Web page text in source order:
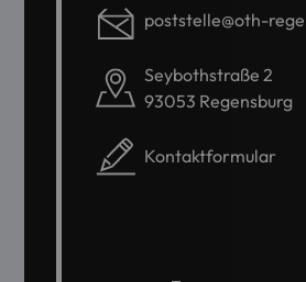
poststelle@oth-
Seybothstraße 2
93053 Regensburg
Kontaktformular